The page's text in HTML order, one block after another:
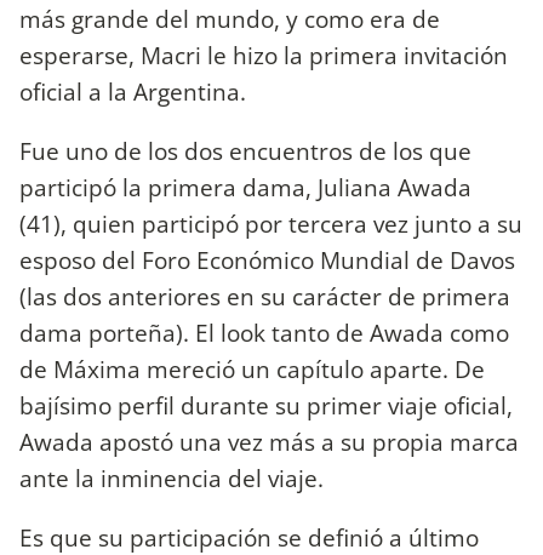
más grande del mundo, y como era de
esperarse, Macri le hizo la primera invitación
oficial a la Argentina.
Fue uno de los dos encuentros de los que
participó la primera dama, Juliana Awada
(41), quien participó por tercera vez junto a su
esposo del Foro Económico Mundial de Davos
(las dos anteriores en su carácter de primera
dama porteña). El look tanto de Awada como
de Máxima mereció un capítulo aparte. De
bajísimo perfil durante su primer viaje oficial,
Awada apostó una vez más a su propia marca
ante la inminencia del viaje.
Es que su participación se definió a último